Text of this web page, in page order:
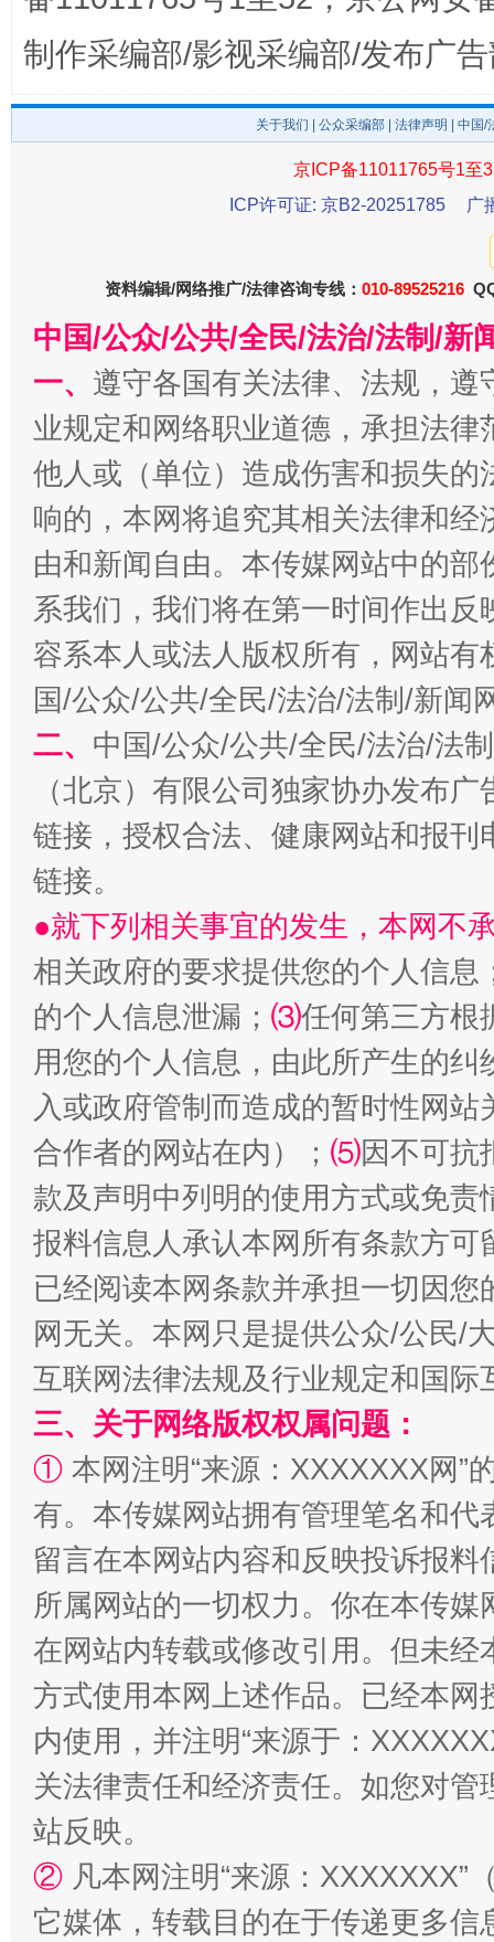
从幼
全民健身五年计划来了！等你上场
国家大学科技园优化重塑工作
扯下公款旅游的“隐身衣”
“蜀中异人”王建安的艺术幻境
制作采编部/影视采编部/发布广
关于我们 公众采编部 法律声明 | 中国
京ICP备11011765号1至
ICP许可证: 京B2-20251785
广
资料编辑/网络推广/法律咨询专线： 010-89525216
中国/公众/公共/全民/法治/法制/新
一、 遵守各国有关法律、法规，
业规定和网络职业道德，承担法
他人或（单位）造成伤害和损失
响的，本网将追究其相关法律和
由和新闻自由。本传媒网站中的
系我们，我们将在第一时间作出
容系本人或法人版权所有，网站
国/公众/公共/全民/法治/法制/新闻
二、 中国/公众/公共/全民/法治/法
（北京）有限公司独家协办发布
链接，授权合法、健康网站和报
链接。
●就下列相关事宜的发生，本网不
相关政府的要求提供您的个人信息
的个人信息泄漏； ⑶任何第三方根
用您的个人信息，由此所产生的纠
入或政府管制而造成的暂时性网
合作者的网站在内）； ⑸因不可抗
款及声明中列明的使用方式或免责
报料信息人承认本网所有条款方
已经阅读本网条款并承担一切因
网无关。本网只是提供公众/公民/
互联网法律法规及行业规定和国
三、关于网络版权权属问题：
① 本网注明“来源：XXXXXXX网”
有。本传媒网站拥有管理笔名和
留言在本网站内容和反映投诉报
所属网站的一切权力。你在本传
在网站内转载或修改引用。但未
方式使用本网上述作品。已经本
内使用，并注明“来源于：
关法律责任和经济责任。如您对
站反映。
② 凡本网注明“来源：
它媒体，转载目的在于传递更多